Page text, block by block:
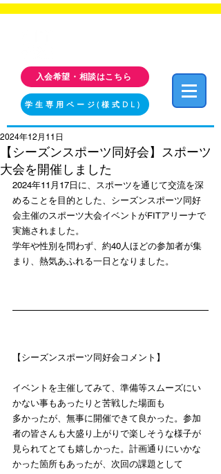
入会希望・相談はこちら
学生専用ページ(様式DL)
【シーズンスポーツ同好会】スポーツ
大会を開催しました
2024年12月11日
2024年11月17日に、スポーツを通じて交流を深
めることを目的とした、シーズンスポーツ同好
会主催のスポーツ大会イベントがFITアリーナで
実施されました。
学年や性別を問わず、約40人ほどの参加者が集
まり、熱気あふれる一日となりました。
【シーズンスポーツ同好会コメント】
イベントを主催してみて、準備等スムーズにい
かない事もあったりと苦戦した場面も
多かったが、無事に開催できて良かった。参加
者の皆さんも大盛り上がりで楽しそうな様子が
見られてとても嬉しかった。計画通りにいかな
かった箇所もあったが、次回の課題として